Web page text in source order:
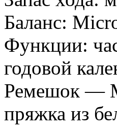
Баланс:
Функции:
годовой
Ремешок —
пряжка из